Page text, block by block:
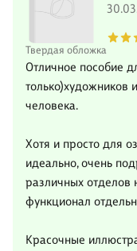
Твердая обложка
Отличное пособие
только)художников
человека.
Хотя и просто для
идеально, очень
различных отделов
функционал
Красочные